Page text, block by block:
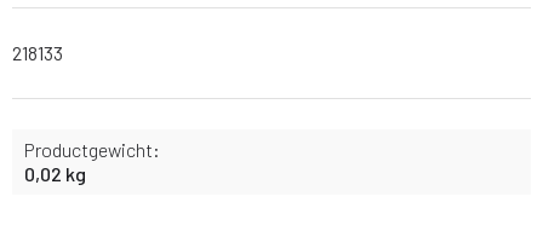
218133
Productgewicht:
0,02 kg